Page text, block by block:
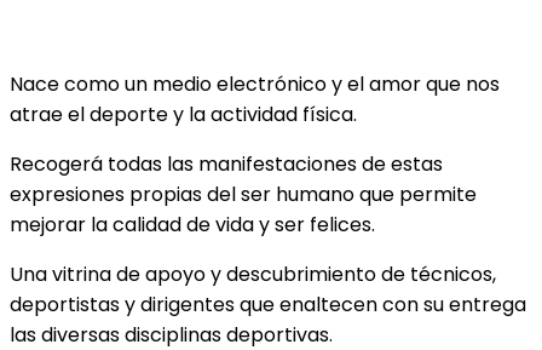
Nace como un medio electrónico y el amor que nos
atrae el deporte y la actividad física.
Recogerá todas las manifestaciones de estas
expresiones propias del ser humano que permite
mejorar la calidad de vida y ser felices.
Una vitrina de apoyo y descubrimiento de técnicos,
deportistas y dirigentes que enaltecen con su entrega
las diversas disciplinas deportivas.